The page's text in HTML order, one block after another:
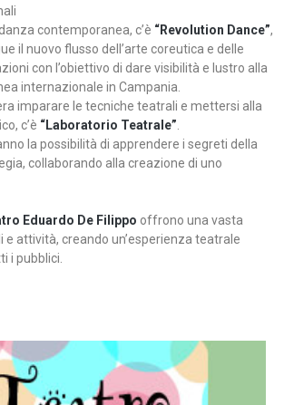
contemporanea, c’è “Revolution Dance”,
il nuovo flusso dell’arte coreutica e delle
con l’obiettivo di dare visibilità e lustro alla
internazionale in Campania.
imparare le tecniche teatrali e mettersi alla
c’è “Laboratorio Teatrale”
la possibilità di apprendere i segreti della
collaborando alla creazione di uno
Eduardo De Filippo offrono una vasta
attività, creando un’esperienza teatrale
i pubblici.